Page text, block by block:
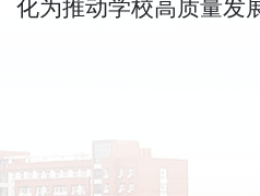
化为推动学校高质量发